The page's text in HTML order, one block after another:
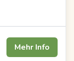
Mehr Info